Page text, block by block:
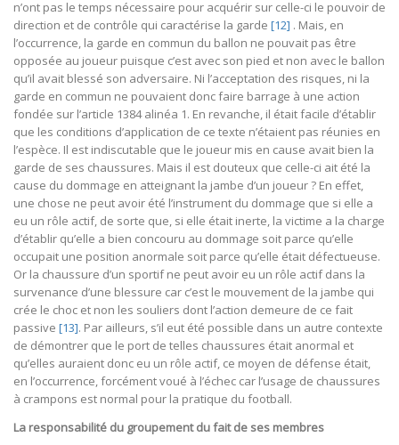
n’ont pas le temps nécessaire pour acquérir sur celle-ci le pouvoir de
direction et de contrôle qui caractérise la garde [12] . Mais, en
l’occurrence, la garde en commun du ballon ne pouvait pas être
opposée au joueur puisque c’est avec son pied et non avec le ballon
qu’il avait blessé son adversaire. Ni l’acceptation des risques, ni la
garde en commun ne pouvaient donc faire barrage à une action
fondée sur l’article 1384 alinéa 1. En revanche, il était facile d’établir
que les conditions d’application de ce texte n’étaient pas réunies en
l’espèce. Il est indiscutable que le joueur mis en cause avait bien la
garde de ses chaussures. Mais il est douteux que celle-ci ait été la
cause du dommage en atteignant la jambe d’un joueur ? En effet,
une chose ne peut avoir été l’instrument du dommage que si elle a
eu un rôle actif, de sorte que, si elle était inerte, la victime a la charge
d’établir qu’elle a bien concouru au dommage soit parce qu’elle
occupait une position anormale soit parce qu’elle était défectueuse.
Or la chaussure d’un sportif ne peut avoir eu un rôle actif dans la
survenance d’une blessure car c’est le mouvement de la jambe qui
crée le choc et non les souliers dont l’action demeure de ce fait
passive [13]. Par ailleurs, s’il eut été possible dans un autre contexte
de démontrer que le port de telles chaussures était anormal et
qu’elles auraient donc eu un rôle actif, ce moyen de défense était,
en l’occurrence, forcément voué à l’échec car l’usage de chaussures
à crampons est normal pour la pratique du football.
La responsabilité du groupement du fait de ses membres